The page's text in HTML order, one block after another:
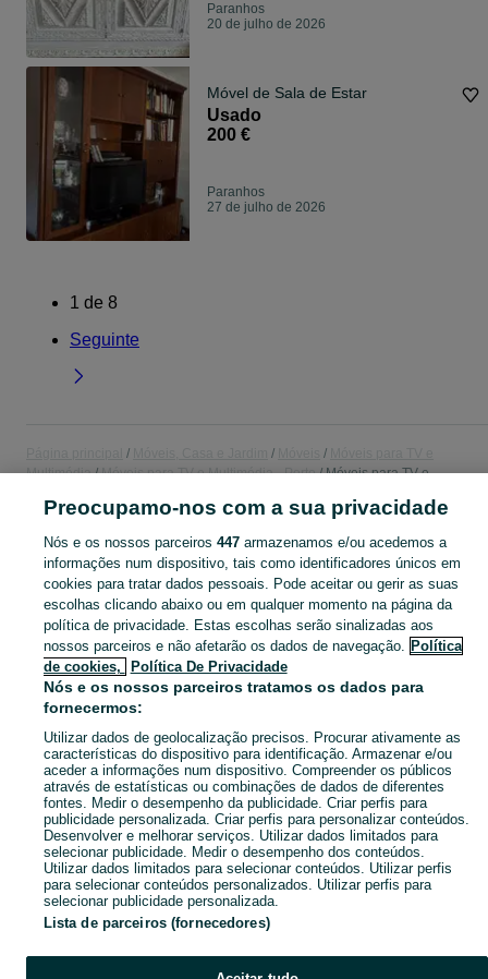
Paranhos
20 de julho de 2026
Móvel de Sala de Estar
Usado
200 €
Paranhos
27 de julho de 2026
1 de 8
Seguinte
Multimédia
Móveis para TV e Multimédia - Porto
Móveis para TV e
CATEGORIA
Navegue pelos últimos anúncios de Móveis para TV e Multimédia em Paranhos no OLX Portugal. Compre e venda produtos locais com facilidade e segurança. Mostrar
Mapa do site
Mapa das freguesias
Mapa de mini-sites
Pesquisas populares
Preocupamo-nos com a sua privacidade
Nós e os nossos parceiros 447armazenamos e/ou acedemos a
informações num dispositivo, tais como identificadores únicos em
cookies para tratar dados pessoais. Pode aceitar ou gerir as suas
escolhas clicando abaixo ou em qualquer momento na página da
política de privacidade. Estas escolhas serão sinalizadas aos
nossos parceiros e não afetarão os dados de navegação. Política
de cookies,
Política De Privacidade
Nós e os nossos parceiros tratamos os dados para
fornecermos:
Utilizar dados de geolocalização precisos. Procurar ativamente as
características do dispositivo para identificação. Armazenar e/ou
aceder a informações num dispositivo. Compreender os públicos
através de estatísticas ou combinações de dados de diferentes
fontes. Medir o desempenho da publicidade. Criar perfis para
publicidade personalizada. Criar perfis para personalizar conteúdos.
Desenvolver e melhorar serviços. Utilizar dados limitados para
selecionar publicidade. Medir o desempenho dos conteúdos.
Utilizar dados limitados para selecionar conteúdos. Utilizar perfis
para selecionar conteúdos personalizados. Utilizar perfis para
selecionar publicidade personalizada.
Lista de parceiros (fornecedores)